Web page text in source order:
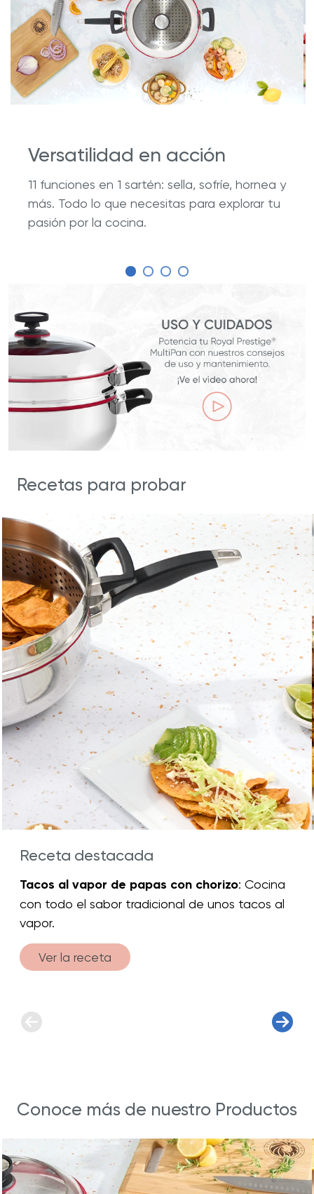
Versatilidad en acción
11 funciones en 1 sartén: sella, sofríe, hornea y
más. Todo lo que necesitas para explorar tu
pasión por la cocina.
Recetas para probar
Receta destacada
Tacos al vapor de papas con chorizo: Cocina
con todo el sabor tradicional de unos tacos al
vapor.
Ver la receta
Conoce más de nuestro Productos